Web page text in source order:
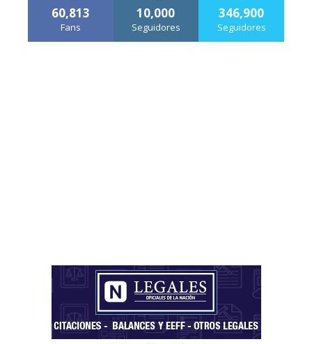
60,813
Fans
10,000
Seguidores
346,900
Seguidores